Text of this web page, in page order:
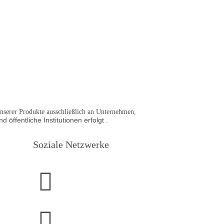
Produkte ausschließlich an Unternehmen,
öffentliche Institutionen erfolgt .
Soziale Netzwerke